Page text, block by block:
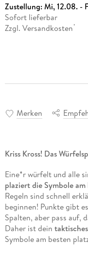
Zustellung:Mi, 12.08. -
Sofort lieferbar
Zzgl. Versandkosten *
Merken
Kriss Kross! Das
Eine*r würfelt und alle
plaziert die Symbole
Regeln sind schnell
beginnen! Punkte gibt
Spalten, aber pass auf,
Daher ist dein
Symbole am besten